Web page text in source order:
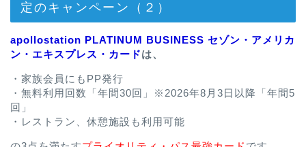
定のキャンペーン（２）
apollostation PLATINUM BUSINESS セゾン・アメリカ
ン・エキスプレス・カードは、
・家族会員にもPP発行
・無料利用回数「年間30回」※2026年8月3日以降「年間5
回」
・レストラン、休憩施設も利用可能